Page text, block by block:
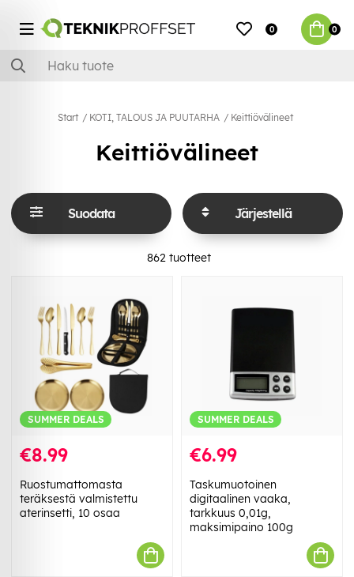
0 0
Start KOTI, TALOUS JA PUUTARHA Keittiövälineet
Keittiövälineet
Suodata Järjestellä
862tuotteet
SUMMER DEALS
€8.99
Ruostumattomasta
teräksestä valmistettu
aterinsetti, 10 osaa
SUMMER DEALS
€6.99
Taskumuotoinen
digitaalinen vaaka,
tarkkuus 0,01g,
maksimipaino 100g